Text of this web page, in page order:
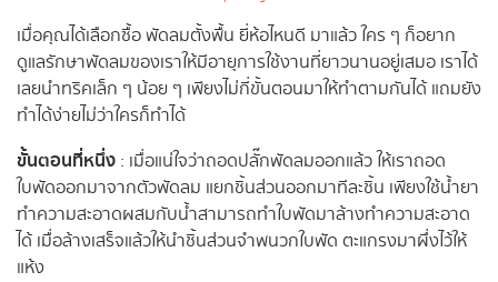
เมื่อคุณได้เลือกซื้อ พัดลมตั้งพื้น ยี่ห้อไหนดี มาแล้ว ใคร ๆ ก็อยาก
ดูแลรักษาพัดลมของเราให้มีอายุการใช้งานที่ยาวนานอยู่เสมอ เราได้
เลยนำทริคเล็ก ๆ น้อย ๆ เพียงไม่กี่ขั้นตอนมาให้ทำตามกันได้ แถมยัง
ทำได้ง่ายไม่ว่าใครก็ทำได้
ขั้นตอนที่หนึ่ง : เมื่อแน่ใจว่าถอดปลั๊กพัดลมออกแล้ว ให้เราถอด
ใบพัดออกมาจากตัวพัดลม แยกชิ้นส่วนออกมาทีละชิ้น เพียงใช้น้ำยา
ทำความสะอาดผสมกับน้ำสามารถทำใบพัดมาล้างทำความสะอาด
ได้ เมื่อล้างเสร็จแล้วให้นำชิ้นส่วนจำพนวกใบพัด ตะแกรงมาผึ่งไว้ให้
แห้ง